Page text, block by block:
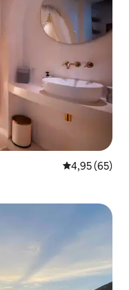
Średnia
4,95 (65)